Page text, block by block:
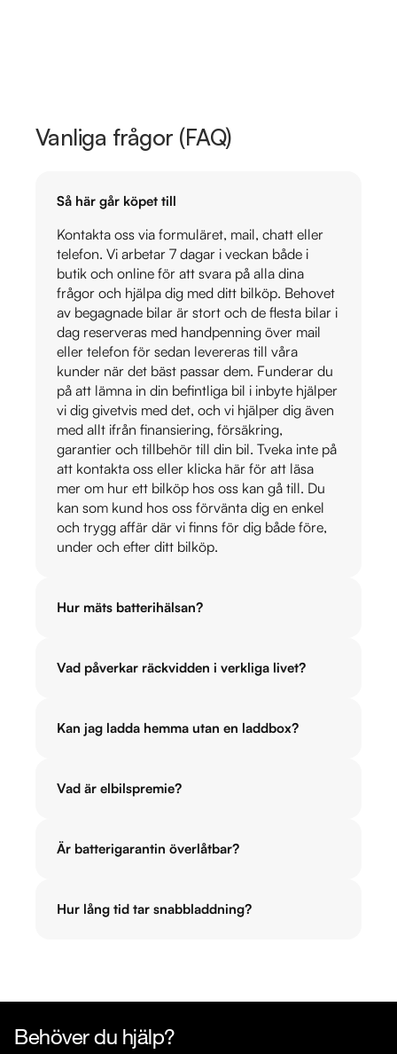
Vanliga frågor (FAQ)
Så här går köpet till
Kontakta oss via formuläret, mail, chatt eller
telefon. Vi arbetar 7 dagar i veckan både i
butik och online för att svara på alla dina
frågor och hjälpa dig med ditt bilköp. Behovet
av begagnade bilar är stort och de flesta bilar i
dag reserveras med handpenning över mail
eller telefon för sedan levereras till våra
kunder när det bäst passar dem. Funderar du
på att lämna in din befintliga bil i inbyte hjälper
vi dig givetvis med det, och vi hjälper dig även
med allt ifrån finansiering, försäkring,
garantier och tillbehör till din bil. Tveka inte på
att kontakta oss eller klicka här för att läsa
mer om hur ett bilköp hos oss kan gå till. Du
kan som kund hos oss förvänta dig en enkel
och trygg affär där vi finns för dig både före,
under och efter ditt bilköp.
Hur mäts batterihälsan?
Vad påverkar räckvidden i verkliga livet?
Kan jag ladda hemma utan en laddbox?
Vad är elbilspremie?
Är batterigarantin överlåtbar?
Hur lång tid tar snabbladdning?
Behöver du hjälp?